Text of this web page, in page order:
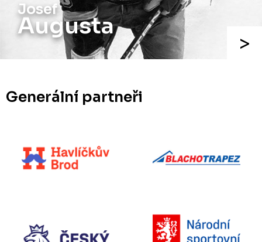
Josef
Augusta
Generální partneři